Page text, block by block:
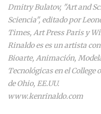
Dmitry Bulatov, "Art and
Sciencia", editado por
Times, Art Press Paris y
Rinaldo es es un artista
Bioarte, Animación,
Tecnológicas en el College
de Ohio, EE.UU.
www.kenrinaldo.com